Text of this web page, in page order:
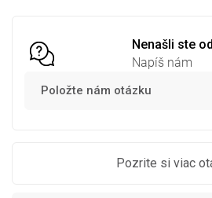
Nenašli ste
Napíš nám
Položte nám otázku
Pozrite si viac